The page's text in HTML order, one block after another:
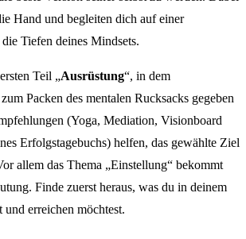
Hand und begleiten dich auf einer
Tiefen deines Mindsets.
Teil „Ausrüstung“, in dem
Packen des mentalen Rucksacks gegeben
(Yoga, Mediation, Visionboard
Erfolgstagebuchs) helfen, das gewählte Ziel
allem das Thema „Einstellung“ bekommt
Finde zuerst heraus, was du in deinem
erreichen möchtest.